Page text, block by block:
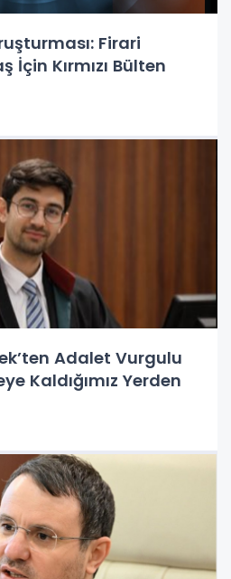
Firari
İçin Kırmızı Bülten
Adalet Vurgulu
Kaldığımız Yerden